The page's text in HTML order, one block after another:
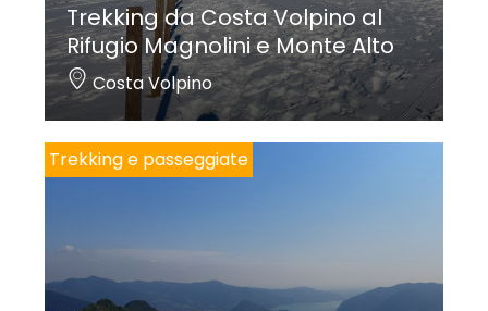
Trekking da Costa Volpino al
Rifugio Magnolini e Monte Alto
Costa Volpino
Trekking e passeggiate